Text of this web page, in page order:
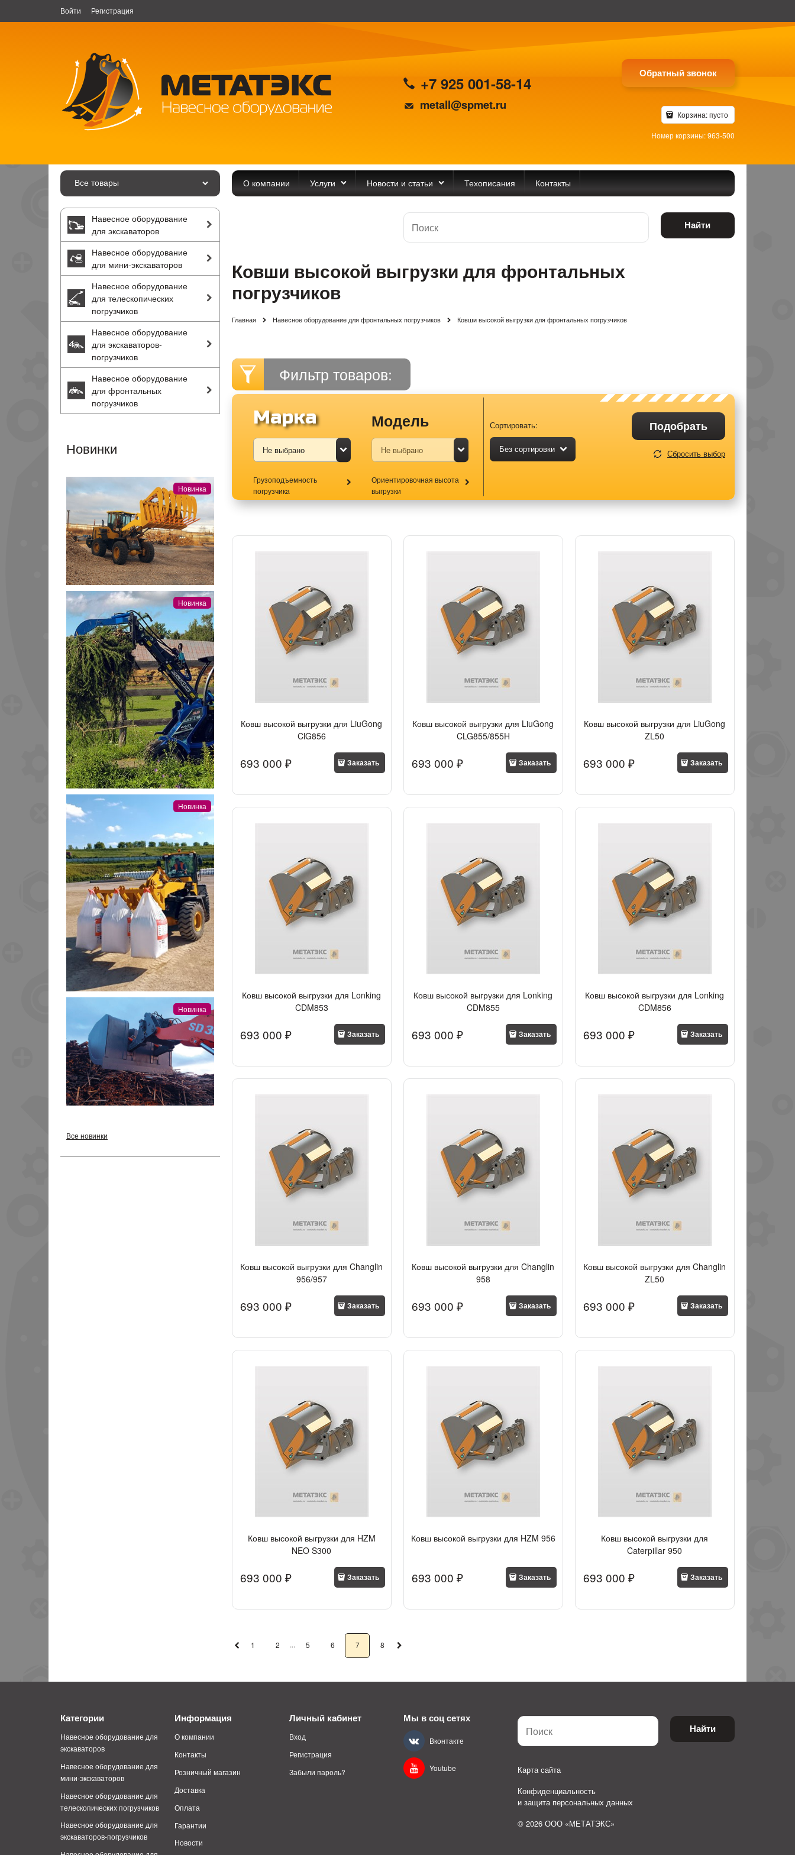
Войти Регистрация
+7 925 001-58-14
metall@spmet.ru
Обратный звонок
Корзина:пусто
Номер корзины: 963-500
Все товары О компании Услуги Новости и статьи Техописания Контакты
Навесное оборудование
для экскаваторов
Навесное оборудование
для мини-экскаваторов
Навесное оборудование
для телескопических
погрузчиков
Навесное оборудование
для экскаваторов-
погрузчиков
Навесное оборудование
для фронтальных
погрузчиков
Новинки
Новинка
Новинка
Новинка
Новинка
Все новинки
Найти
Ковши высокой выгрузки для фронтальных
погрузчиков
Главная Навесное оборудование для фронтальных погрузчиков Ковши высокой выгрузки для фронтальных погрузчиков
Фильтр товаров:
Марка Модель
Грузоподъемность
погрузчика
Ориентировочная высота
выгрузки
Сортировать:
Без сортировки
Подобрать
Сбросить выбор
Ковш высокой выгрузки для LiuGong
ClG856
693 000 ₽ Заказать
Ковш высокой выгрузки для LiuGong
CLG855/855H
693 000 ₽ Заказать
Ковш высокой выгрузки для LiuGong
ZL50
693 000 ₽ Заказать
Ковш высокой выгрузки для Lonking
CDM853
693 000 ₽ Заказать
Ковш высокой выгрузки для Lonking
CDM855
693 000 ₽ Заказать
Ковш высокой выгрузки для Lonking
CDM856
693 000 ₽ Заказать
Ковш высокой выгрузки для Changlin
956/957
693 000 ₽ Заказать
Ковш высокой выгрузки для Changlin
958
693 000 ₽ Заказать
Ковш высокой выгрузки для Changlin
ZL50
693 000 ₽ Заказать
Ковш высокой выгрузки для HZM
NEO S300
693 000 ₽ Заказать
Ковш высокой выгрузки для HZM 956
693 000 ₽ Заказать
Ковш высокой выгрузки для
Caterpillar 950
693 000 ₽ Заказать
1 2 ... 5 6 7 8
Категории
Навесное оборудование для
экскаваторов
Навесное оборудование для
мини-экскаваторов
Навесное оборудование для
телескопических погрузчиков
Навесное оборудование для
экскаваторов-погрузчиков
Информация
О компании
Контакты
Розничный магазин
Доставка
Оплата
Гарантии
Новости
Личный кабинет
Вход
Регистрация
Забыли пароль?
Мы в соц сетях
Вконтакте
Youtube
Найти
Карта сайта
Конфиденциальность
и защита персональных данных
© 2026 ООО «МЕТАТЭКС»